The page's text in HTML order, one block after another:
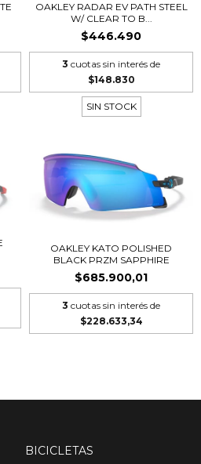
OAKLEY RADAR EV PATH STEEL
W/ CLEAR TO B...
$446.490
3 cuotas sin interés de
$148.830
SIN STOCK
OAKLEY KATO POLISHED
BLACK PRZM SAPPHIRE
$685.900,01
3 cuotas sin interés de
$228.633,34
BICICLETAS